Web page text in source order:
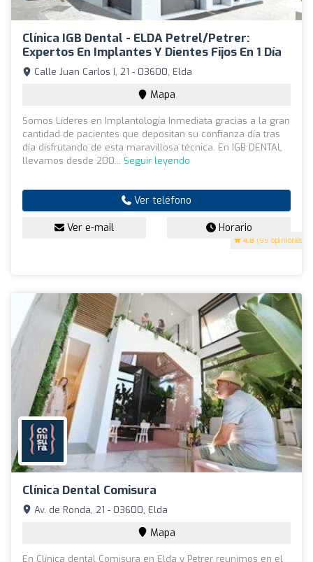
Clínica IGB Dental - ELDA Petrel/Petrer:
Expertos En Implantes Y Dientes Fijos En 1 Día
4.8 (99 opiniones)
Calle Juan Carlos I, 21 - 03600, Elda
Mapa
Somos Líderes en Implantología Inmediata gracias a la gran
cantidad de pacientes que depositan su confianza día tras
día disfrutando de esta maravillosa técnica. En IGB DENTAL
llevamos desde 200... Seguir leyendo
Ver teléfono
Ver e-mail Horario
Clínica Dental Comisura
Av. de Ronda, 21 - 03600, Elda
Mapa
En Clínica dental Comisura en Elda y Petrer reunimos en el